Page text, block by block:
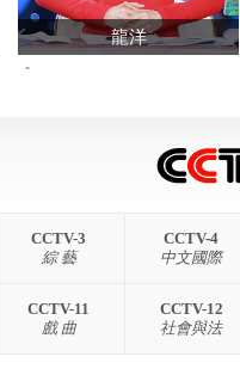
龍洋
CCTV-3
綜 藝
CCTV-4
中文國際
CCTV-11
戲 曲
CCTV-12
社會與法